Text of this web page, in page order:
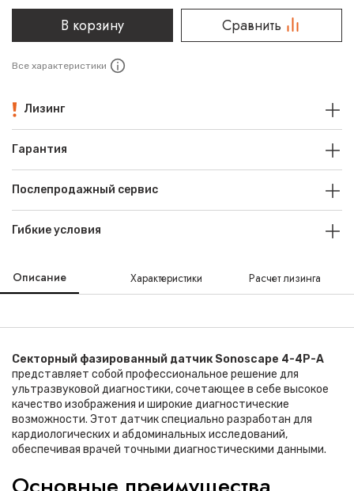
В корзину Сравнить
Все характеристики
Лизинг
Гарантия
Послепродажный сервис
Гибкие условия
Описание Характеристики Расчет лизинга
Секторный фазированный датчик Sonoscape 4-4P-A
представляет собой профессиональное решение для
ультразвуковой диагностики, сочетающее в себе высокое
качество изображения и широкие диагностические
возможности. Этот датчик специально разработан для
кардиологических и абдоминальных исследований,
обеспечивая врачей точными диагностическими данными.